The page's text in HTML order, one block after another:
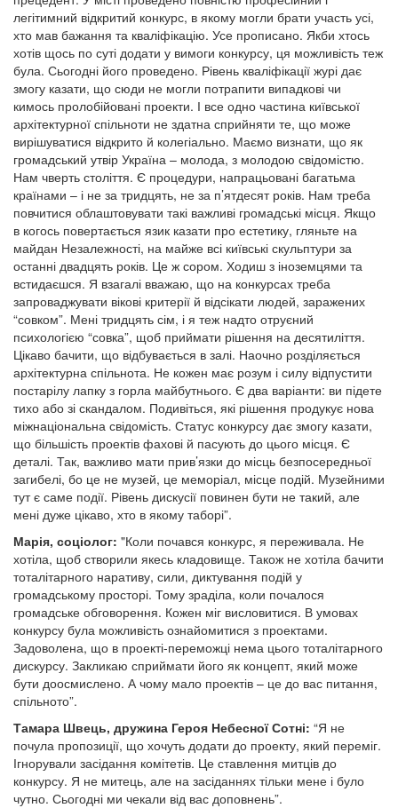
легітимний відкритий конкурс, в якому могли брати участь усі,
хто мав бажання та кваліфікацію. Усе прописано. Якби хтось
хотів щось по суті додати у вимоги конкурсу, ця можливість теж
була. Сьогодні його проведено. Рівень кваліфікації журі дає
змогу казати, що сюди не могли потрапити випадкові чи
кимось пролобійовані проекти. І все одно частина київської
архітектурної спільноти не здатна сприйняти те, що може
вирішуватися відкрито й колегіально. Маємо визнати, що як
громадський утвір Україна – молода, з молодою свідомістю.
Нам чверть століття. Є процедури, напрацьовані багатьма
країнами – і не за тридцять, не за п’ятдесят років. Нам треба
повчитися облаштовувати такі важливі громадські місця. Якщо
в когось повертається язик казати про естетику, гляньте на
майдан Незалежності, на майже всі київські скульптури за
останні двадцять років. Це ж сором. Ходиш з іноземцями та
встидаєшся. Я взагалі вважаю, що на конкурсах треба
запроваджувати вікові критерії й відсікати людей, заражених
“совком”. Мені тридцять сім, і я теж надто отруєний
психологією “совка”, щоб приймати рішення на десятиліття.
Цікаво бачити, що відбувається в залі. Наочно розділяється
архітектурна спільнота. Не кожен має розум і силу відпустити
постарілу лапку з горла майбутнього. Є два варіанти: ви підете
тихо або зі скандалом. Подивіться, які рішення продукує нова
міжнаціональна свідомість. Статус конкурсу дає змогу казати,
що більшість проектів фахові й пасують до цього місця. Є
деталі. Так, важливо мати прив’язки до місць безпосередньої
загибелі, бо це не музей, це меморіал, місце подій. Музейними
тут є саме події. Рівень дискусії повинен бути не такий, але
мені дуже цікаво, хто в якому таборі”.
Марія, соціолог: "Коли почався конкурс, я переживала. Не
хотіла, щоб створили якесь кладовище. Також не хотіла бачити
тоталітарного наративу, сили, диктування подій у
громадському просторі. Тому зраділа, коли почалося
громадське обговорення. Кожен міг висловитися. В умовах
конкурсу була можливість ознайомитися з проектами.
Задоволена, що в проекті-переможці нема цього тоталітарного
дискурсу. Закликаю сприймати його як концепт, який може
бути доосмислено. А чому мало проектів – це до вас питання,
спільното”.
Тамара Швець, дружина Героя Небесної Сотні: “Я не
почула пропозиції, що хочуть додати до проекту, який переміг.
Ігнорували засідання комітетів. Це ставлення митців до
конкурсу. Я не митець, але на засіданнях тільки мене і було
чутно. Сьогодні ми чекали від вас доповнень”.